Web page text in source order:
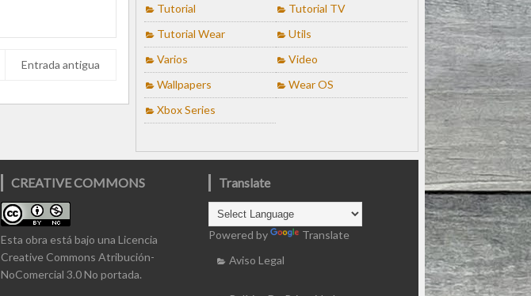
Entrada antigua
Tutorial
Tutorial TV
Tutorial Wear
Utils
Varios
Video
Wallpapers
Wear OS
Xbox Series
CREATIVE COMMONS
Esta obra está bajo unaLicencia
Creative Commons Atribución-
NoComercial 3.0 No portada.
Translate
Powered by
Translate
Aviso Legal